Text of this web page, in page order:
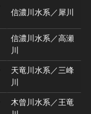
信濃川水系／犀川
信濃川水系／高瀬
川
天竜川水系／三峰
川
木曾川水系／王竜